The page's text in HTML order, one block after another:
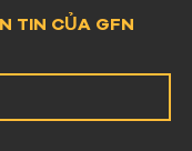
TIN CỦA GFN